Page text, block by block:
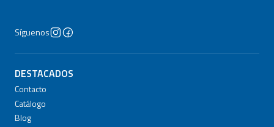
Síguenos
DESTACADOS
Contacto
Catálogo
Blog